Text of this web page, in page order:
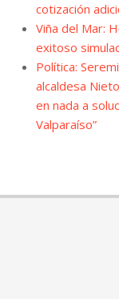
cotización
Viña del Mar:
exitoso
Política:
alcaldesa
en nada a
Valparaíso”